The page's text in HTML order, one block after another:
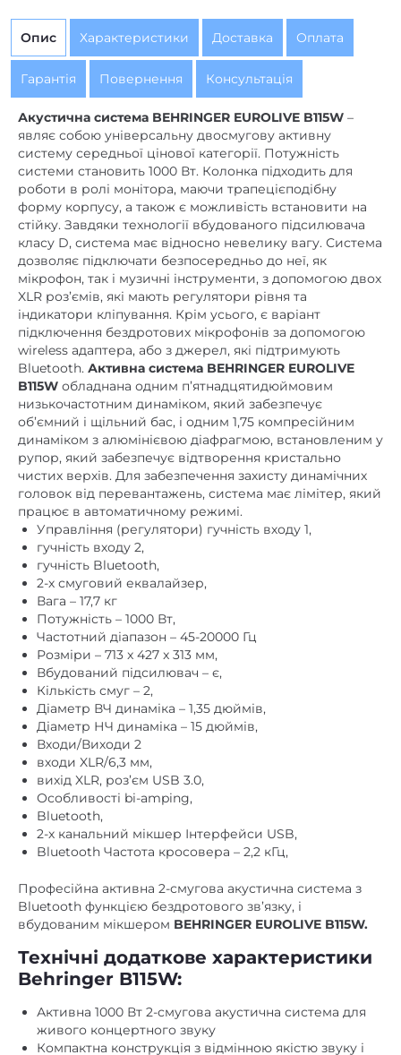
Опис
Характеристики Доставка Оплата
Гарантія Повернення Консультація
Акустична система BEHRINGER EUROLIVE B115W –
являє собою універсальну двосмугову активну
систему середньої цінової категорії. Потужність
системи становить 1000 Вт. Колонка підходить для
роботи в ролі монітора, маючи трапецієподібну
форму корпусу, а також є можливість встановити на
стійку. Завдяки технології вбудованого підсилювача
класу D, система має відносно невелику вагу. Система
дозволяє підключати безпосередньо до неї, як
мікрофон, так і музичні інструменти, з допомогою двох
XLR роз’ємів, які мають регулятори рівня та
індикатори кліпування. Крім усього, є варіант
підключення бездротових мікрофонів за допомогою
wireless адаптера, або з джерел, які підтримують
Bluetooth. Активна система BEHRINGER EUROLIVE
B115W обладнана одним п’ятнадцятидюймовим
низькочастотним динаміком, який забезпечує
об’ємний і щільний бас, і одним 1,75 компресійним
динаміком з алюмінієвою діафрагмою, встановленим у
рупор, який забезпечує відтворення кристально
чистих верхів. Для забезпечення захисту динамічних
головок від перевантажень, система має лімітер, який
працює в автоматичному режимі.
Управління (регулятори) гучність входу 1,
гучність входу 2,
гучність Bluetooth,
2-х смуговий еквалайзер,
Вага – 17,7 кг
Потужність – 1000 Вт,
Частотний діапазон – 45-20000 Гц
Розміри – 713 x 427 x 313 мм,
Вбудований підсилювач – є,
Кількість смуг – 2,
Діаметр ВЧ динаміка – 1,35 дюймів,
Діаметр НЧ динаміка – 15 дюймів,
Входи/Виходи 2
входи XLR/6,3 мм,
вихід XLR, роз’єм USB 3.0,
Особливості bi-amping,
Bluetooth,
2-х канальний мікшер Інтерфейси USB,
Bluetooth Частота кросовера – 2,2 кГц,
Професійна активна 2-смугова акустична система з
Bluetooth функцією бездротового зв’язку, і
вбудованим мікшером BEHRINGER EUROLIVE B115W.
Технічні додаткове характеристики
Behringer B115W:
Активна 1000 Вт 2-смугова акустична система для
живого концертного звуку
Компактна конструкція з відмінною якістю звуку і